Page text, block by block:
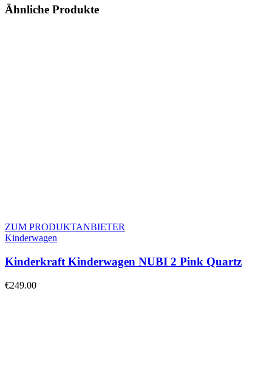
Ähnliche Produkte
ZUM PRODUKTANBIETER
Kinderwagen
Kinderkraft Kinderwagen NUBI 2 Pink Quartz
€249.00